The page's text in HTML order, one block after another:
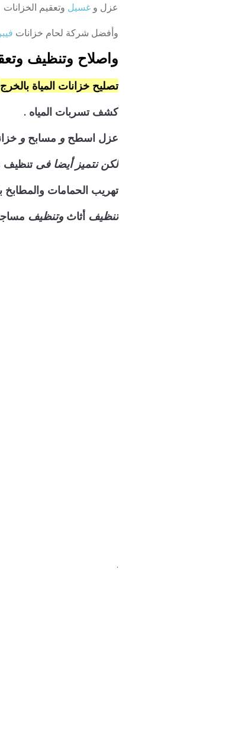
عزل و غسيل وتعقيم الخزانات
وأفضل شركة لحام خزانات
واصلاح وتنظيف
تصليح خزانات المياة بالخرج
كشف تسربات المياه .
عزل اسطح و مسابح و
لكن نتميز أيضا فىتنظيف
تهريب الحمامات والمطابخ
تنظيف أثاث وتنظيف
.